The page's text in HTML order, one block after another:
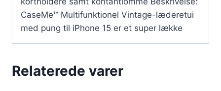
CaseMe™ Multifunktionel Vintage-læderetui
med pung til iPhone 15 er et super lække
Relaterede varer